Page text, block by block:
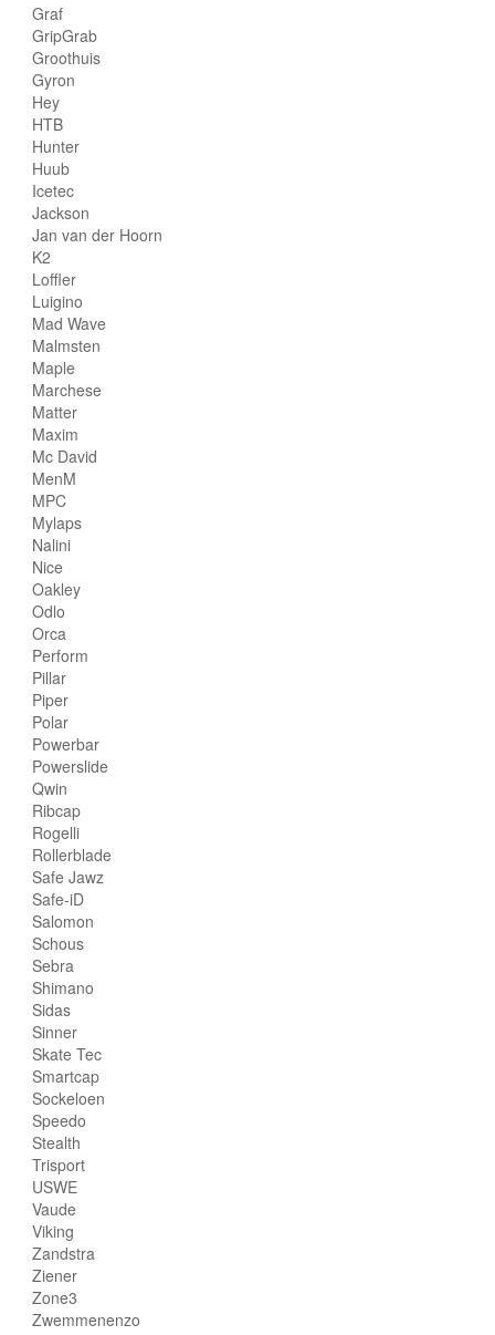
Graf
GripGrab
Groothuis
Gyron
Hey
HTB
Hunter
Huub
Icetec
Jackson
Jan van der Hoorn
K2
Loffler
Luigino
Mad Wave
Malmsten
Maple
Marchese
Matter
Maxim
Mc David
MenM
MPC
Mylaps
Nalini
Nice
Oakley
Odlo
Orca
Perform
Pillar
Piper
Polar
Powerbar
Powerslide
Qwin
Ribcap
Rogelli
Rollerblade
Safe Jawz
Safe-iD
Salomon
Schous
Sebra
Shimano
Sidas
Sinner
Skate Tec
Smartcap
Sockeloen
Speedo
Stealth
Trisport
USWE
Vaude
Viking
Zandstra
Ziener
Zone3
Zwemmenenzo